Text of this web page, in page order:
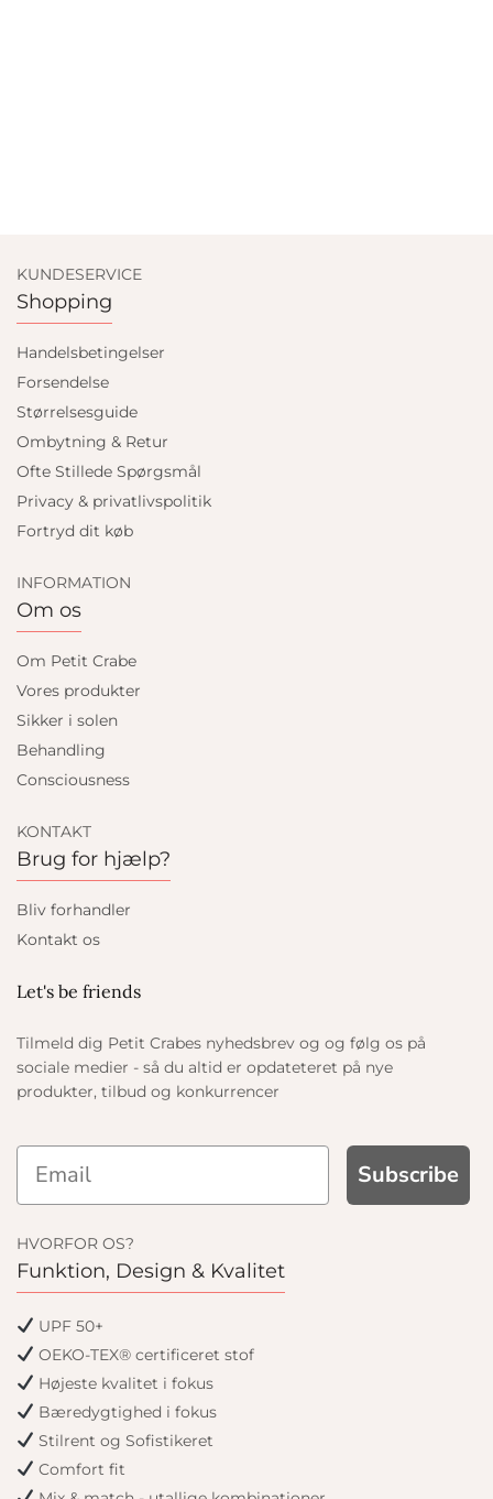
KUNDESERVICE
Shopping
Handelsbetingelser
Forsendelse
Størrelsesguide
Ombytning & Retur
Ofte Stillede Spørgsmål
Privacy & privatlivspolitik
Fortryd dit køb
INFORMATION
Om os
Om Petit Crabe
Vores produkter
Sikker i solen
Behandling
Consciousness
KONTAKT
Brug for hjælp?
Bliv forhandler
Kontakt os
Let's be friends
Tilmeld dig Petit Crabes nyhedsbrev og og følg os på
sociale medier - så du altid er opdateteret på nye
produkter, tilbud og konkurrencer
Subscribe
HVORFOR OS?
Funktion, Design & Kvalitet
UPF 50+
OEKO-TEX® certificeret stof
Højeste kvalitet i fokus
Bæredygtighed i fokus
Stilrent og Sofistikeret
Comfort fit